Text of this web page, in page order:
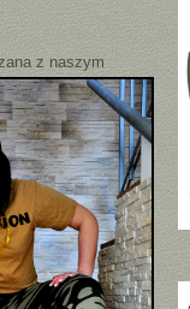
z naszym